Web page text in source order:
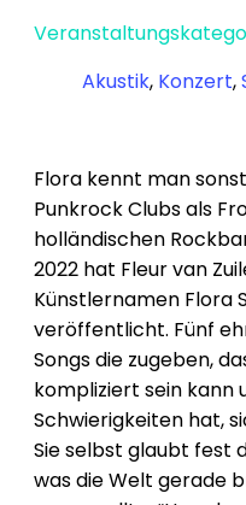
Akustik, Konzert,
Flora kennt man
Punkrock Clubs als
holländischen
2022 hat Fleur van
Künstlernamen Flora
veröffentlicht. Fünf
Songs die zugeben,
kompliziert sein kann
Schwierigkeiten hat,
Sie selbst glaubt fest
was die Welt gerade